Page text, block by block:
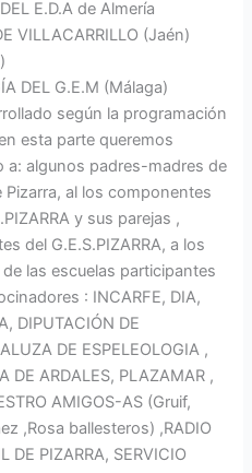
E.D.A de Almería
VILLACARRILLO (Jaén)
DEL G.E.M (Málaga)
según la programación
esta parte queremos
a: algunos padres-madres de
Pizarra, al los componentes
y sus parejas ,
del G.E.S.PIZARRA, a los
las escuelas participantes
: INCARFE, DIA,
DIPUTACIÓN DE
DE ESPELEOLOGIA ,
DE ARDALES, PLAZAMAR ,
AMIGOS-AS (Gruif,
,Rosa ballesteros) ,RADIO
DE PIZARRA, SERVICIO